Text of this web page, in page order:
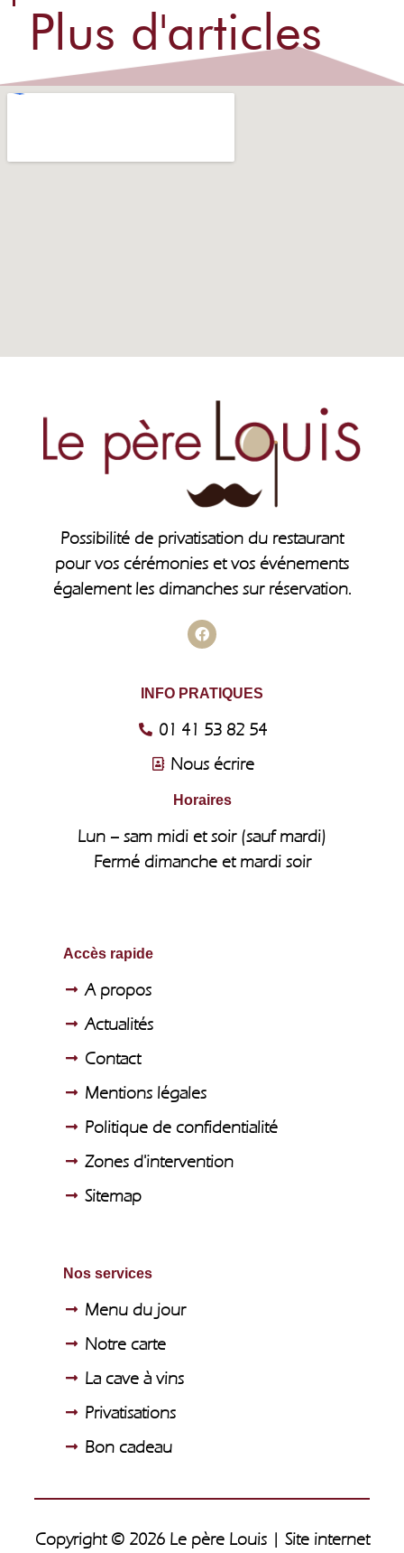
Plus d'articles
Possibilité de privatisation du restaurant
pour vos cérémonies et vos événements
également les dimanches sur réservation.
INFO PRATIQUES
01 41 53 82 54
Nous écrire
Horaires
Lun – sam midi et soir (sauf mardi)
Fermé dimanche et mardi soir
Accès rapide
A propos
Actualités
Contact
Mentions légales
Politique de confidentialité
Zones d'intervention
Sitemap
Nos services
Menu du jour
Notre carte
La cave à vins
Privatisations
Bon cadeau
Copyright © 2026 Le père Louis | Site internet